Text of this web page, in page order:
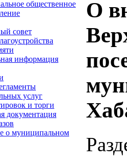
общественное
совет
информация
услуг
и торги
документация
о муниципальном
О